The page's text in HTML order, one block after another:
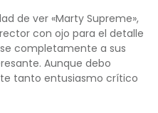
de ver «Marty Supreme»,
con ojo para el detalle
completamente a sus
Aunque debo
tanto entusiasmo crítico